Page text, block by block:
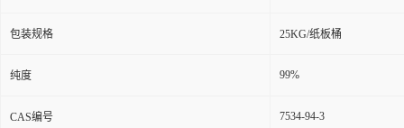
包装规格 25KG/纸板桶
纯度 99%
CAS编号 7534-94-3